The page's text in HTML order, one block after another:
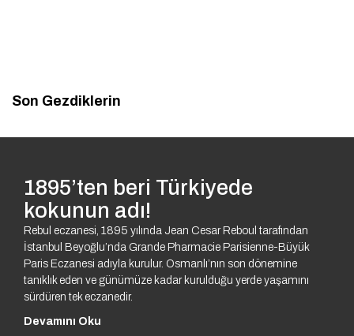
Son Gezdiklerin
1895’ten beri Türkiyede
kokunun adı!
Rebul eczanesi, 1895 yılında Jean Cesar Reboul tarafından
İstanbul Beyoğlu’nda Grande Pharmacie Parisienne-Büyük
Paris Eczanesi adıyla kurulur. Osmanlı’nın son dönemine
tanıklık eden ve günümüze kadar kurulduğu yerde yaşamını
sürdüren tek eczanedir.
Devamını Oku